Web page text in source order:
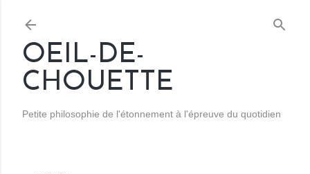
OEIL-DE-
CHOUETTE
Petite philosophie de l'étonnement à l'épreuve du quotidien